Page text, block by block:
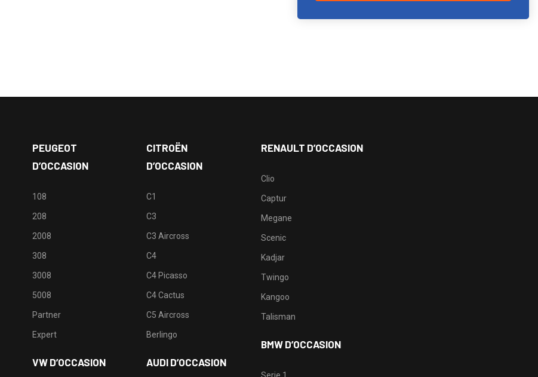
PEUGEOT
D’OCCASION
108
208
2008
308
3008
5008
Partner
Expert
VW D’OCCASION
CITROËN
D’OCCASION
C1
C3
C3 Aircross
C4
C4 Picasso
C4 Cactus
C5 Aircross
Berlingo
AUDI D’OCCASION
RENAULT D’OCCASION
Clio
Captur
Megane
Scenic
Kadjar
Twingo
Kangoo
Talisman
BMW D’OCCASION